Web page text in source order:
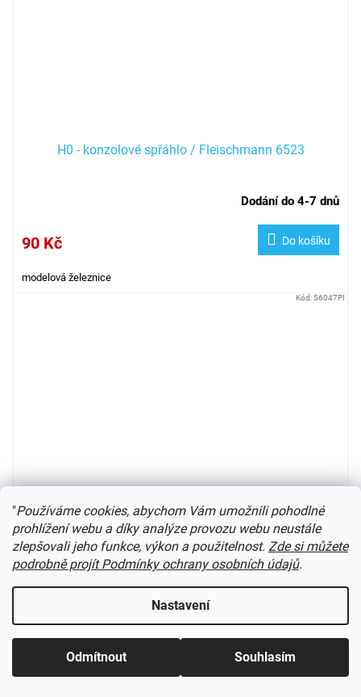
"Používáme cookies, abychom Vám umožnili pohodlné
prohlížení webu a díky analýze provozu webu neustále
zlepšovali jeho funkce, výkon a použitelnost. Zde si můžete
podrobně projít Podmínky ochrany osobních údajů.
Nastavení
Odmítnout Souhlasím
H0 - konzolové spřáhlo / Fleischmann 6523
Dodání do 4-7 dnů
90 Kč Do košíku
modelová železnice
H0 - krátké vodivé spřáhlo (2 kusy) / PIKO 56047
370 Kč
Kód: 56047PI